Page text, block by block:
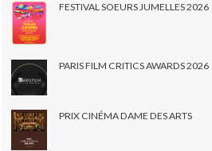
FESTIVAL SOEURS JUMELLES 2026
PARIS FILM CRITICS AWARDS 2026
PRIX CINÉMA DAME DES ARTS